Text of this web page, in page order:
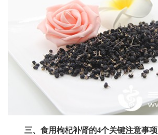
三、食用枸杞补肾的4个关键注意事项